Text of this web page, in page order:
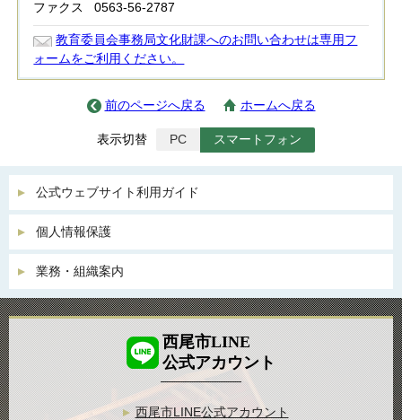
ファクス
0563-56-2787
教育委員会事務局文化財課へのお問い合わせは専用フ
ォームをご利用ください。
前のページへ戻る ホームへ戻る
表示切替 PC スマートフォン
公式ウェブサイト利用ガイド
個人情報保護
業務・組織案内
西尾市LINE
公式アカウント
西尾市LINE公式アカウント